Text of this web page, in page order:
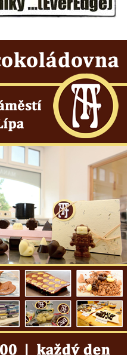
Masaryka
v
Kamenný
Náměstí v
ve
ulici ve
ve
ulici v
na